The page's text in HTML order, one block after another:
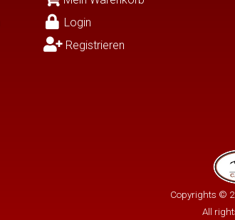
Login
Registrieren
Copyrights ©
All